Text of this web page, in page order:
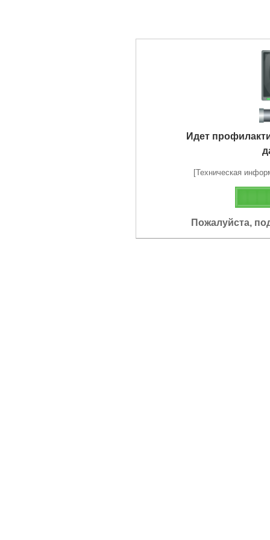
Идет
[Техническая
Пожалуйста,